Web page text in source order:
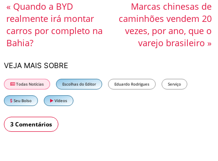
Marcas chinesas de
caminhões vendem 20
vezes, por ano, que o
varejo brasileiro »
« Quando a BYD
realmente irá montar
carros por completo na
Bahia?
VEJA MAIS SOBRE
Todas Notícias Escolhas do Editor Eduardo Rodrigues Serviço
Seu Bolso Vídeos
3 Comentários